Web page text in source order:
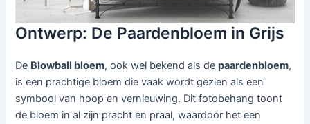
Ontwerp: De Paardenbloem in Grijs
De Blowball bloem, ook wel bekend als depaardenbloem,
is een prachtige bloem die vaak wordt gezien als een
symbool van hoop en vernieuwing. Dit fotobehang toont
de bloem in al zijn pracht en praal, waardoor het een